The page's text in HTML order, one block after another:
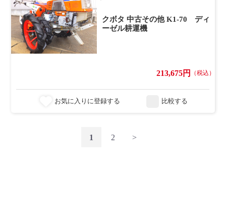
クボタ 中古その他 K1-70 ディ
ーゼル耕運機
213,675円 （税込）
お気に入りに登録する 比較する
1 2 >